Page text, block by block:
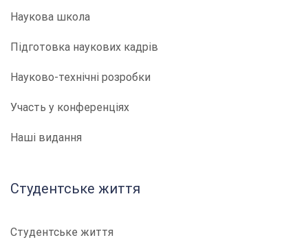
Наукова школа
Підготовка наукових кадрів
Науково-технічні розробки
Участь у конференціях
Наші видання
Студентське життя
Студентське життя